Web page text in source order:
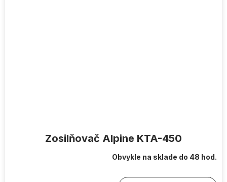
Zosilňovač Alpine KTA-450
Obvykle na sklade do 48 hod.